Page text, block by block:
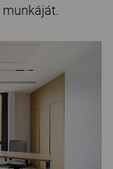
munkáját.